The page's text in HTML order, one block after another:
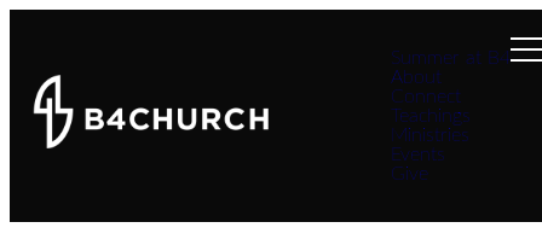
Summer at B4
About
Connect
Teachings
Ministries
Events
Give